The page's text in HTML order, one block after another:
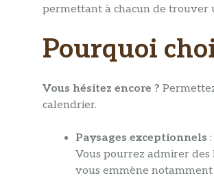
permettant à chacun de trouver
Pourquoi
Vous hésitez encore ?
calendrier.
Paysages exceptionnels
Vous pourrez admirer des
vous emmène